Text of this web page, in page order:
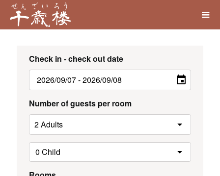
Check in - check out date
Number of guests per room